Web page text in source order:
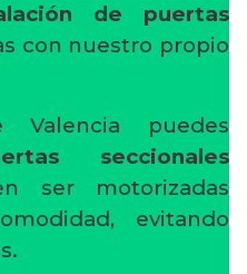
de puertas
con nuestro propio
Valencia puedes
seccionales
ser motorizadas
evitando